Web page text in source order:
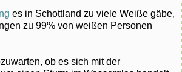
es in Schottland zu viele Weiße gäbe,
zu 99% von weißen Personen
ob es sich mit der